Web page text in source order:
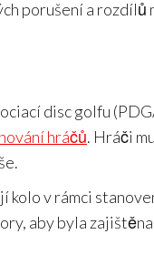
porušení a rozdílů
disc golfu
hráčů. Hráči
v rámci
aby byla